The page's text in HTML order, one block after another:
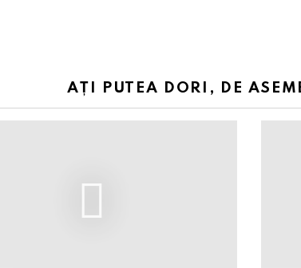
AȚI PUTEA DORI, DE